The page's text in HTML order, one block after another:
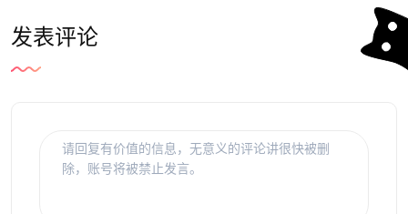
发表评论